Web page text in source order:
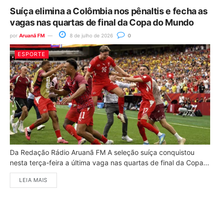
Suíça elimina a Colômbia nos pênaltis e fecha as
vagas nas quartas de final da Copa do Mundo
por Aruanã FM 8 de julho de 2026 0
ESPORTE
Da Redação Rádio Aruanã FM A seleção suíça conquistou
nesta terça-feira a última vaga nas quartas de final da Copa...
LEIA MAIS